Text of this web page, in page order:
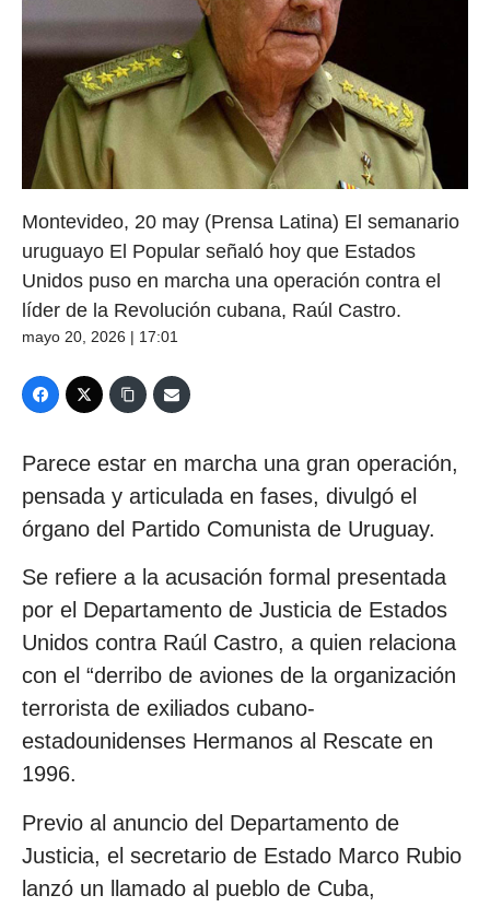
Montevideo, 20 may (Prensa Latina) El semanario
uruguayo El Popular señaló hoy que Estados
Unidos puso en marcha una operación contra el
líder de la Revolución cubana, Raúl Castro.
mayo 20, 2026 | 17:01
Parece estar en marcha una gran operación,
pensada y articulada en fases, divulgó el
órgano del Partido Comunista de Uruguay.
Se refiere a la acusación formal presentada
por el Departamento de Justicia de Estados
Unidos contra Raúl Castro, a quien relaciona
con el “derribo de aviones de la organización
terrorista de exiliados cubano-
estadounidenses Hermanos al Rescate en
1996.
Previo al anuncio del Departamento de
Justicia, el secretario de Estado Marco Rubio
lanzó un llamado al pueblo de Cuba,